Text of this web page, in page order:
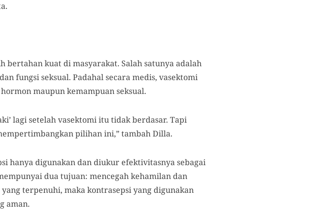
bertahan kuat di masyarakat. Salah satunya adalah
fungsi seksual. Padahal secara medis, vasektomi
maupun kemampuan seksual.
lagi setelah vasektomi itu tidak berdasar. Tapi
pilihan ini,” tambah Dilla.
hanya digunakan dan diukur efektivitasnya sebagai
dua tujuan: mencegah kehamilan dan
terpenuhi, maka kontrasepsi yang digunakan
aman.